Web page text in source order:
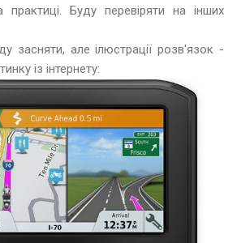
практиці. Буду перевіряти на інших
засняти, але ілюстрації розв'язок -
із інтернету: